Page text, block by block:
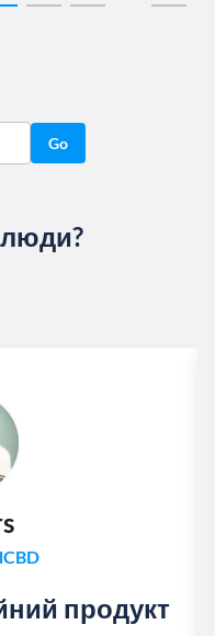
Go
продукт